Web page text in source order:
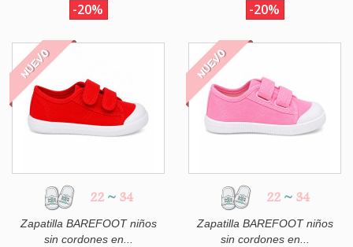
-20% -20%
NUEVO
22 ~ 34
Zapatilla BAREFOOT niños
sin cordones en...
NUEVO
22 ~ 34
Zapatilla BAREFOOT niños
sin cordones en...